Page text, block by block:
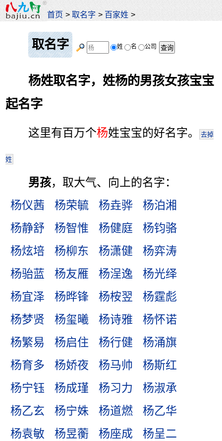
首页 >取名字 > 百家姓 >
取名字 姓 名 公司
杨姓取名字，姓杨的男孩女孩宝宝
起名字
这里有百万个杨姓宝宝的好名字。 去掉
姓
男孩，取大气、向上的名字：
杨仪茜
杨荣毓 杨垚骅
杨泊湘
杨静舒
杨智惟 杨健庭
杨钧骆
杨炫培
杨柳东 杨潇健
杨弈涛
杨骀蓝
杨友雁 杨浧逸
杨光绎
杨宜泽
杨晔锋 杨桉翌
杨霆彪
杨梦贤
杨玺曦 杨诗雅
杨怀诺
杨繁易
杨启住 杨行健
杨涌旗
杨育多
杨娇夜 杨马帅
杨斯红
杨宁钰
杨成瑾 杨习力
杨淑承
杨乙玄
杨宁姝 杨道燃
杨乙华
杨袁敏
杨昱蘅 杨座成
杨呈二